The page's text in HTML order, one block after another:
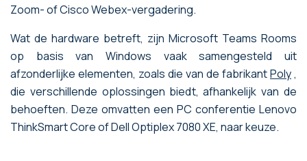
Zoom- of Cisco Webex-vergadering.
Wat de hardware betreft, zijn Microsoft Teams Rooms
op basis van Windows vaak samengesteld uit
afzonderlijke elementen, zoals die van de fabrikantPoly,
die verschillende oplossingen biedt, afhankelijk van de
behoeften. Deze omvatten een PC conferentie Lenovo
ThinkSmart Core of Dell Optiplex 7080 XE, naar keuze.